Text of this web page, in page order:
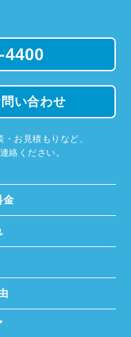
4400
い合わせ
お見積もりなど、
絡ください。
金